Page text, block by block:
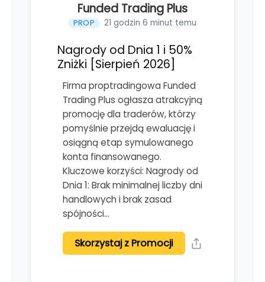
Funded Trading Plus
PROP 21 godzin 6 minut temu
Nagrody od Dnia 1 i 50%
Zniżki [Sierpień 2026]
Firma proptradingowa Funded
Trading Plus ogłasza atrakcyjną
promocję dla traderów, którzy
pomyślnie przejdą ewaluację i
osiągną etap symulowanego
konta finansowanego.
Kluczowe korzyści: Nagrody od
Dnia 1: Brak minimalnej liczby dni
handlowych i brak zasad
spójności…
Skorzystaj z Promocji